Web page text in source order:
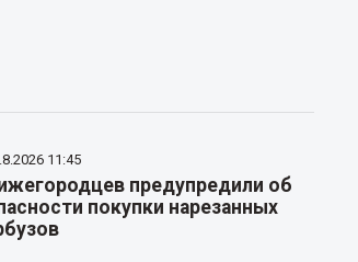
11:45
предупредили об
покупки нарезанных